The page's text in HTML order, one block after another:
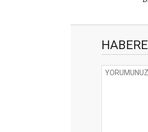
HABERE